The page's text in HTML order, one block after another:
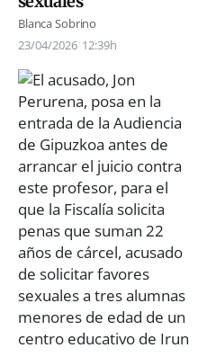
Blanca Sobrino
23/04/2026 12:39h